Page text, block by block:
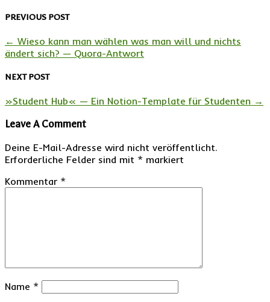
PREVIOUS POST
← Wieso kann man wählen was man will und nichts
ändert sich? — Quora-Antwort
NEXT POST
»Student Hub« — Ein Notion-Template für Studenten →
Leave A Comment
Deine E-Mail-Adresse wird nicht veröffentlicht.
Erforderliche Felder sind mit * markiert
Kommentar *
Name *